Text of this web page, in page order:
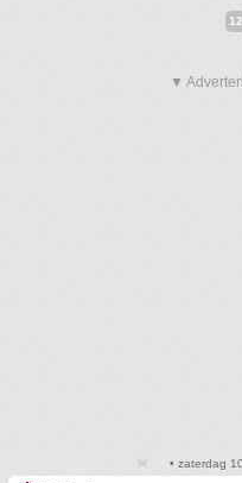
12
▼
• zaterdag